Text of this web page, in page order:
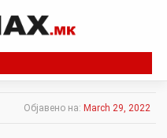
Објавено на: March 29, 2022